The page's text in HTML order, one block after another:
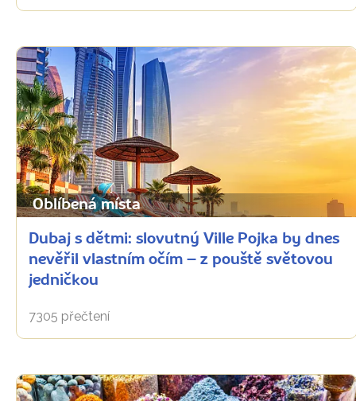
Oblíbená místa
Dubaj s dětmi: slovutný Ville Pojka by dnes
nevěřil vlastním očím – z pouště světovou
jedničkou
7305 přečtení